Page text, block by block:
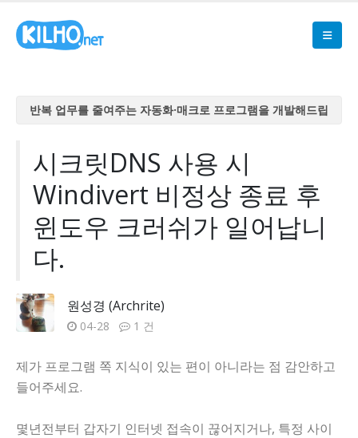
반복 업무를 줄여주는 자동화·매크로 프로그램을 개발해드립
반복 업무를 줄여주는 자동화·매크로 프로그램을 개발해드립
니다
반복 업무를 줄여주는 자동화·매크로 프로그램을 개발해드립
니다
반복 업무를 줄여주는 자동화·매크로 프로그램을 개발해드립
반복 업무를 줄여주는 자동화·매크로 프로그램을 개발해드립
시크릿DNS 사용 시
Windivert 비정상 종료 후
윈도우 크러쉬가 일어납니
다.
원성경 (Archrite)
04-28 1 건
제가 프로그램 쪽 지식이 있는 편이 아니라는 점 감안하고
들어주세요.
몇년전부터 갑자기 인터넷 접속이 끊어지거나, 특정 사이